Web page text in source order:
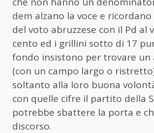
dem alzano la voce e
del voto abruzzese con il Pd al
cento ed i grillini sotto di 17
fondo insistono per trovare un
(con un campo largo o
soltanto alla loro buona
con quelle cifre il partito della
potrebbe sbattere la porta e
discorso.